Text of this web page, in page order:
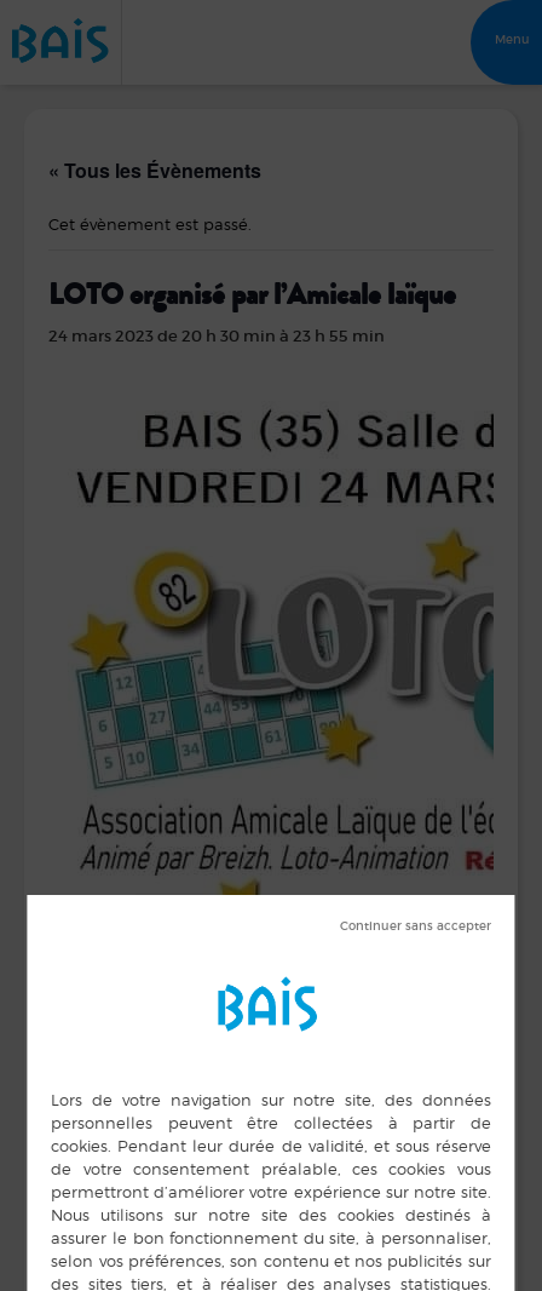
Menu
« Tous les Évènements
Cet évènement est passé.
LOTO organisé par l’Amicale laïque
24 mars 2023 de 20 h 30 min à 23 h 55 min